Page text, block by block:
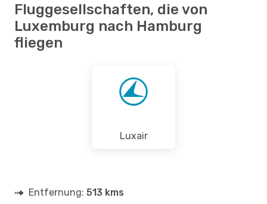
Fluggesellschaften, die von
Luxemburg nach Hamburg
fliegen
Luxair
Entfernung: 513 kms